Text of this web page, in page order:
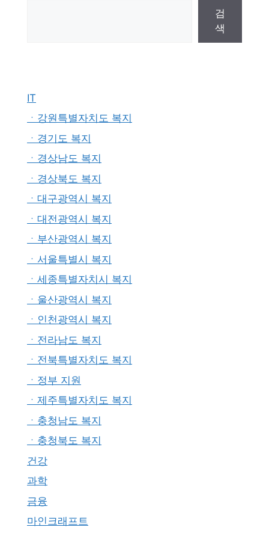
검
색
IT
ㆍ강원특별자치도 복지
ㆍ경기도 복지
ㆍ경상남도 복지
ㆍ경상북도 복지
ㆍ대구광역시 복지
ㆍ대전광역시 복지
ㆍ부산광역시 복지
ㆍ서울특별시 복지
ㆍ세종특별자치시 복지
ㆍ울산광역시 복지
ㆍ인천광역시 복지
ㆍ전라남도 복지
ㆍ전북특별자치도 복지
ㆍ정부 지원
ㆍ제주특별자치도 복지
ㆍ충청남도 복지
ㆍ충청북도 복지
건강
과학
금융
마인크래프트